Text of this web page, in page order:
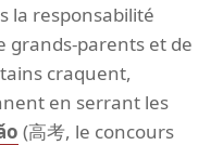
la responsabilité
grands-parents et de
craquent,
en serrant les
(高考, le concours